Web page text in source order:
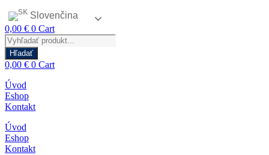
Slovenčina
0,00 € 0 Cart
Products
search
Hľadať
0,00 € 0 Cart
Úvod
Eshop
Kontakt
Úvod
Eshop
Kontakt